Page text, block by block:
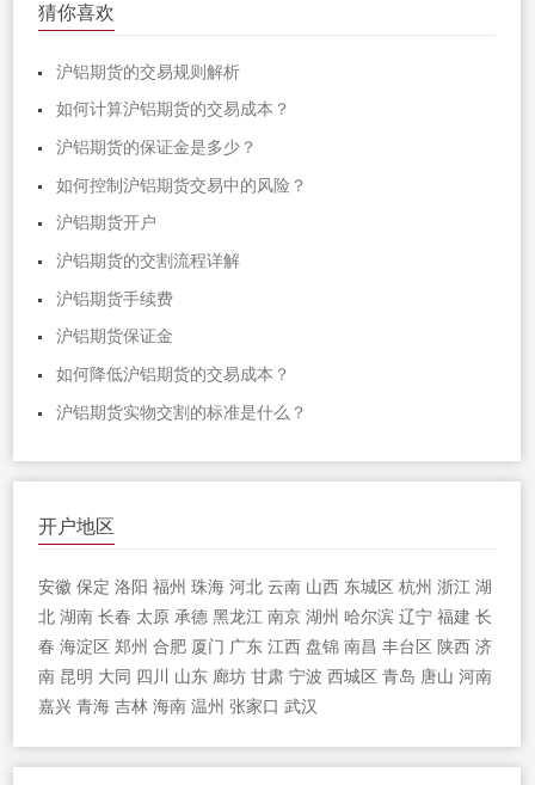
猜你喜欢
沪铝期货的交易规则解析
如何计算沪铝期货的交易成本？
沪铝期货的保证金是多少？
如何控制沪铝期货交易中的风险？
沪铝期货开户
沪铝期货的交割流程详解
沪铝期货手续费
沪铝期货保证金
如何降低沪铝期货的交易成本？
沪铝期货实物交割的标准是什么？
开户地区
安徽 保定 洛阳 福州 珠海 河北 云南 山西 东城区 杭州 浙江 湖
北 湖南 长春 太原 承德 黑龙江 南京 湖州 哈尔滨 辽宁 福建 长
春 海淀区 郑州 合肥 厦门 广东 江西 盘锦 南昌 丰台区 陕西 济
南 昆明 大同 四川 山东 廊坊 甘肃 宁波 西城区 青岛 唐山 河南
嘉兴 青海 吉林 海南 温州 张家口 武汉